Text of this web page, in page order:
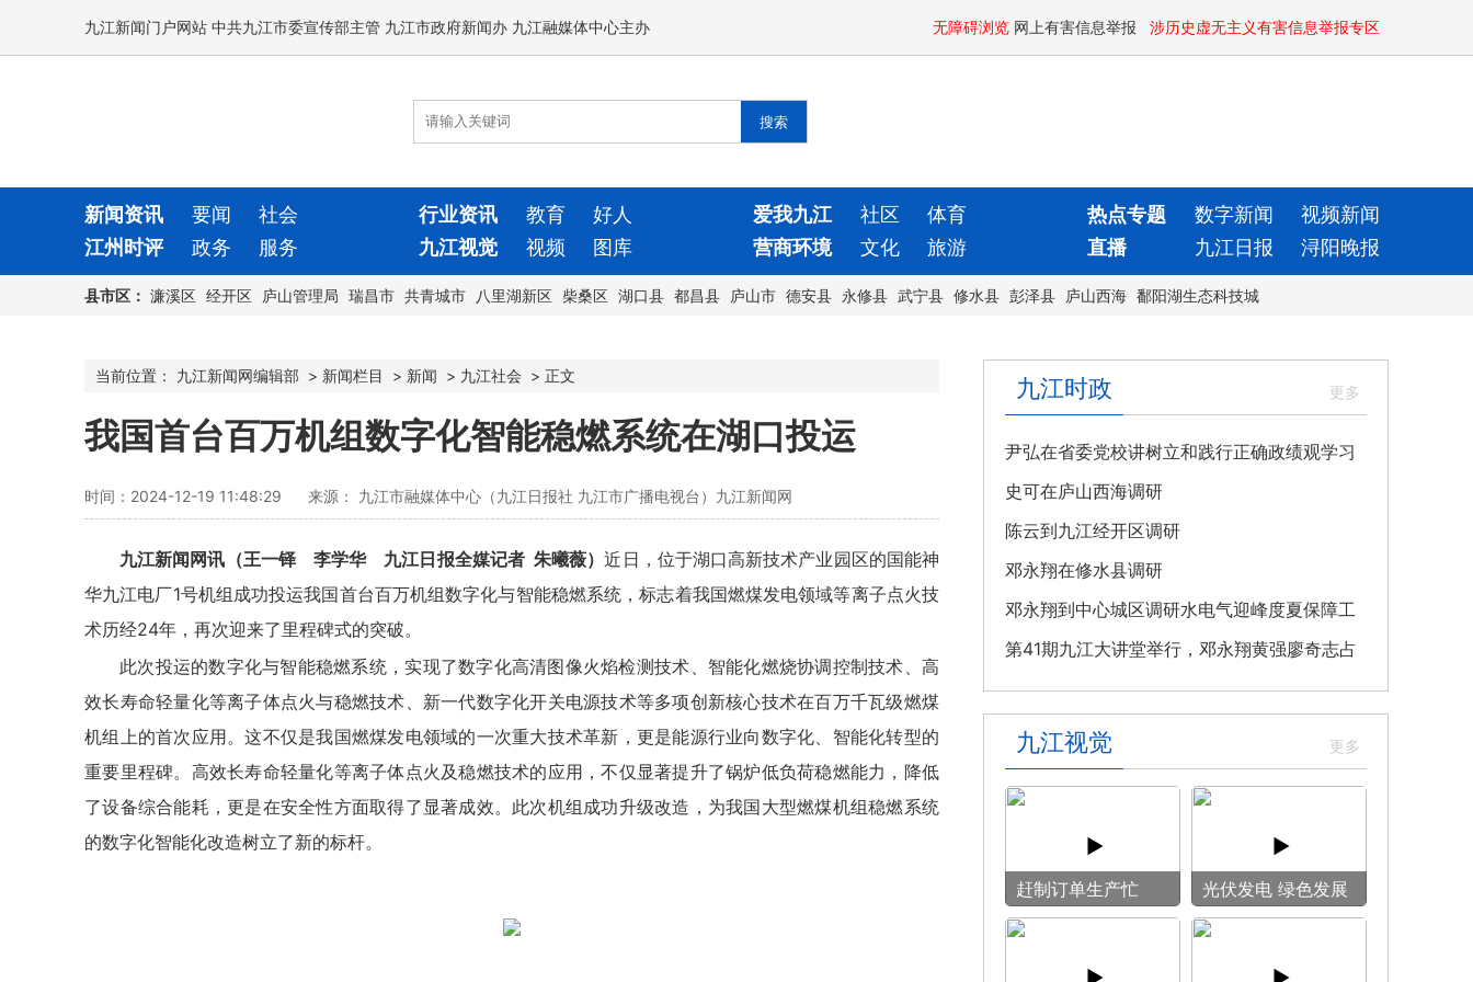
九江新闻门户网站 中共九江市委宣传部主管 九江市政府新闻办 九江融媒体中心主办 无障碍浏览 网上有害信息举报 涉历史虚无主义有害信息举报专区
新闻资讯 要闻 社会 行业资讯 教育 好人 爱我九江 社区 体育 热点专题 数字新闻
视频新闻
江州时评
政务 服务 九江视觉 视频 图库 营商环境 文化 旅游 直播 九江日报 浔阳晚报
县市区： 濂溪区 经开区 庐山管理局 瑞昌市 共青城市 八里湖新区 柴桑区 湖口县 都昌县 庐山市 德安县 永修县 武宁县 修水县 彭泽县 庐山西海 鄱阳湖生态科技城
当前位置： 九江新闻网编辑部 > 新闻栏目 > 新闻 > 九江社会 > 正文
我国首台百万机组数字化智能稳燃系统在湖口投运
时间：2024-12-19 11:48:29 来源： 九江市融媒体中心（九江日报社 九江市广播电视台）九江新闻网
九江新闻网讯（王一铎 李学华 九江日报全媒记者 朱曦薇）近日，位于湖口高新技术产业园区的国能神
华九江电厂1号机组成功投运我国首台百万机组数字化与智能稳燃系统，标志着我国燃煤发电领域等离子点火技
术历经24年，再次迎来了里程碑式的突破。
此次投运的数字化与智能稳燃系统，实现了数字化高清图像火焰检测技术、智能化燃烧协调控制技术、高
效长寿命轻量化等离子体点火与稳燃技术、新一代数字化开关电源技术等多项创新核心技术在百万千瓦级燃煤
机组上的首次应用。这不仅是我国燃煤发电领域的一次重大技术革新，更是能源行业向数字化、智能化转型的
重要里程碑。高效长寿命轻量化等离子体点火及稳燃技术的应用，不仅显著提升了锅炉低负荷稳燃能力，降低
了设备综合能耗，更是在安全性方面取得了显著成效。此次机组成功升级改造，为我国大型燃煤机组稳燃系统
的数字化智能化改造树立了新的标杆。
九江时政
尹弘在省委党校讲树立和践行正确政绩观学习
教育专题党课
史可在庐山西海调研
陈云到九江经开区调研
邓永翔在修水县调研
邓永翔到中心城区调研水电气迎峰度夏保障工
作
第41期九江大讲堂举行，邓永翔黄强廖奇志占
勇出席
九江视觉
赶制订单生产忙 光伏发电 绿色发展